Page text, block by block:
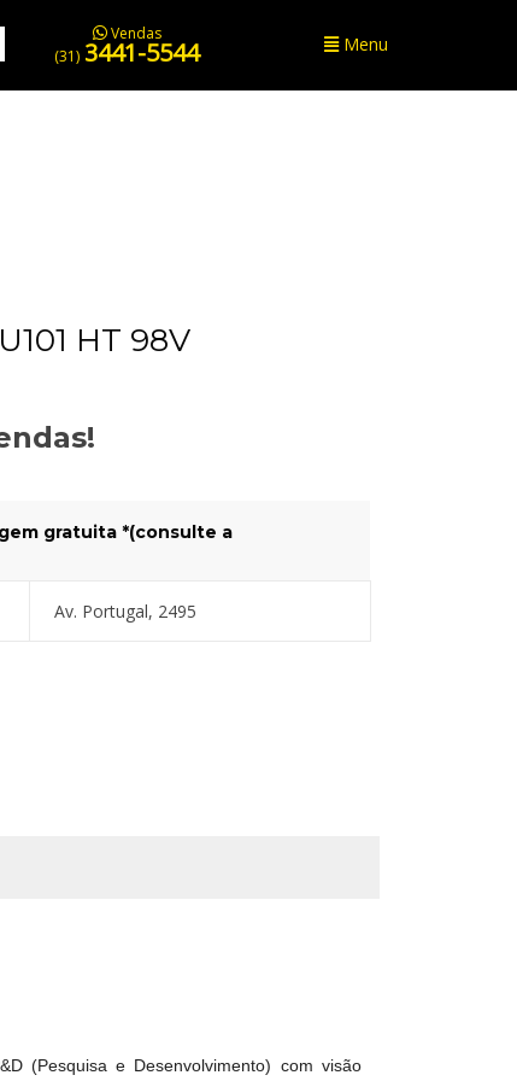
Vendas
(31) 3441-5544 Menu
HT 98V
gratuita *(consulte a
Av. Portugal, 2495
(Pesquisa e Desenvolvimento) com visão